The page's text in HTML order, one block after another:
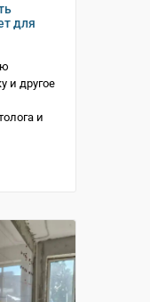
для
и другое
и